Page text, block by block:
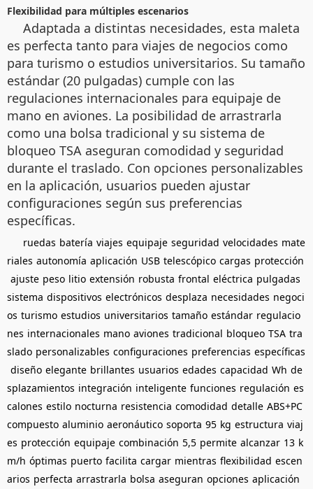
Flexibilidad para múltiples escenarios
Adaptada a distintas necesidades, esta maleta
es perfecta tanto para viajes de negocios como
para turismo o estudios universitarios. Su tamaño
estándar (20 pulgadas) cumple con las
regulaciones internacionales para equipaje de
mano en aviones. La posibilidad de arrastrarla
como una bolsa tradicional y su sistema de
bloqueo TSA aseguran comodidad y seguridad
durante el traslado. Con opciones personalizables
en la aplicación, usuarios pueden ajustar
configuraciones según sus preferencias
específicas.
ruedas batería viajes equipaje seguridad velocidades mate
riales autonomía aplicación USB telescópico cargas protección
ajuste peso litio extensión robusta frontal eléctrica pulgadas
sistema dispositivos electrónicos desplaza necesidades negoci
os turismo estudios universitarios tamaño estándar regulacio
nes internacionales mano aviones tradicional bloqueo TSA tra
slado personalizables configuraciones preferencias específicas
diseño elegante brillantes usuarios edades capacidad Wh de
splazamientos integración inteligente funciones regulación es
calones estilo nocturna resistencia comodidad detalle ABS+PC
compuesto aluminio aeronáutico soporta 95 kg estructura viaj
es protección equipaje combinación 5,5 permite alcanzar 13 k
m/h óptimas puerto facilita cargar mientras flexibilidad escen
arios perfecta arrastrarla bolsa aseguran opciones aplicación